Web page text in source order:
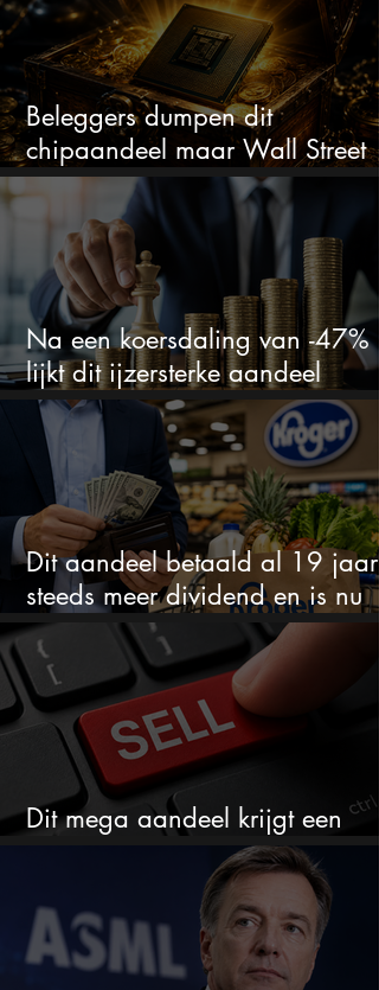
Beleggers dumpen dit
chipaandeel maar Wall Street
ziet een zeldzame koopkans
Na een koersdaling van -47%
lijkt dit ijzersterke aandeel
aantrekkelijker dan ooit
Dit aandeel betaald al 19 jaar
steeds meer dividend en is nu
goedkoop
Dit mega aandeel krijgt een
zeldzaam verkoopadvies